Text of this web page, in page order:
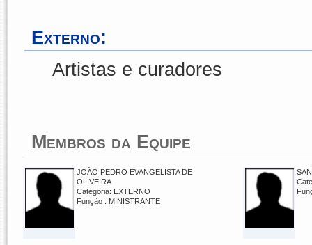
Externo:
Artistas e curadores
Membros da Equipe
JOÃO PEDRO EVANGELISTA DE
OLIVEIRA
Categoria: EXTERNO
Função : MINISTRANTE